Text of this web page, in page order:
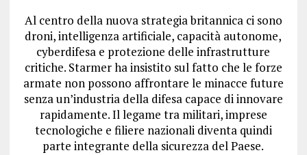
Al centro della nuova strategia britannica ci sono
droni, intelligenza artificiale, capacità autonome,
cyberdifesa e protezione delle infrastrutture
critiche. Starmer ha insistito sul fatto che le forze
armate non possono affrontare le minacce future
senza un’industria della difesa capace di innovare
rapidamente. Il legame tra militari, imprese
tecnologiche e filiere nazionali diventa quindi
parte integrante della sicurezza del Paese.